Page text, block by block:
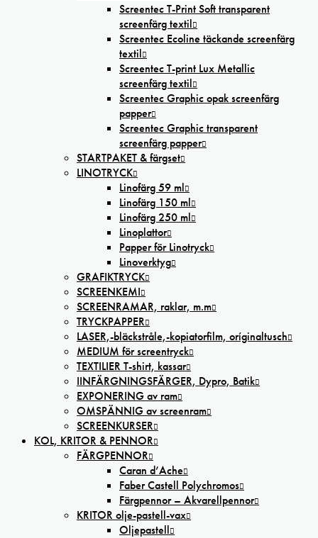
Screentec T-Print Soft transparent
screenfärg textil
Screentec Ecoline täckande screenfärg
textil
Screentec T-print Lux Metallic
screenfärg textil
Screentec Graphic opak screenfärg
papper
Screentec Graphic transparent
screenfärg papper
STARTPAKET & färgset
LINOTRYCK
Linofärg 59 ml
Linofärg 150 ml
Linofärg 250 ml
Linoplattor
Papper för Linotryck
Linoverktyg
GRAFIKTRYCK
SCREENKEMI
SCREENRAMAR, raklar, m.m
TRYCKPAPPER
LASER,-bläckstråle,-kopiatorfilm, oríginaltusch
MEDIUM för screentryck
TEXTILIER T-shirt, kassar
IINFÄRGNINGSFÄRGER, Dypro, Batik
EXPONERING av ram
OMSPÄNNIG av screenram
SCREENKURSER
KOL, KRITOR & PENNOR
FÄRGPENNOR
Caran d’Ache
Faber Castell Polychromos
Färgpennor – Akvarellpennor
KRITOR olje-pastell-vax
Oljepastell